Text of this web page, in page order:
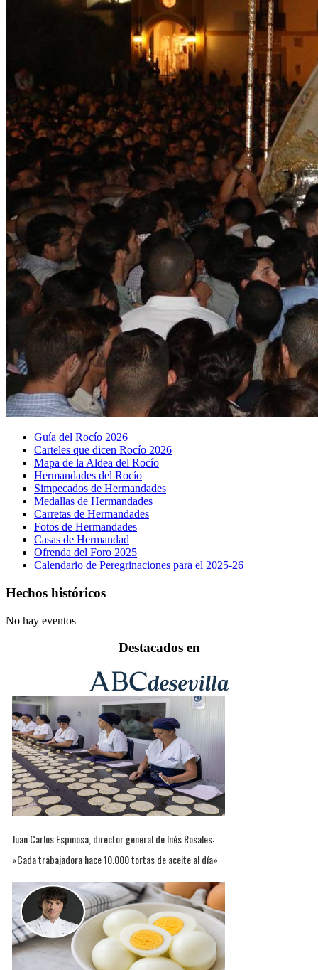
Guía del Rocío 2026
Carteles que dicen Rocío 2026
Mapa de la Aldea del Rocío
Hermandades del Rocío
Simpecados de Hermandades
Medallas de Hermandades
Carretas de Hermandades
Fotos de Hermandades
Casas de Hermandad
Ofrenda del Foro 2025
Calendario de Peregrinaciones para el 2025-26
Hechos históricos
No hay eventos
Destacados en
Juan Carlos Espinosa, director general de Inés Rosales:
«Cada trabajadora hace 10.000 tortas de aceite al día»